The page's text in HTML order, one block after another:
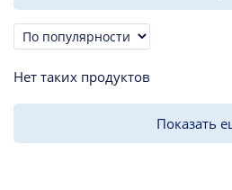
Сортировка
Нет таких продуктов
Показать